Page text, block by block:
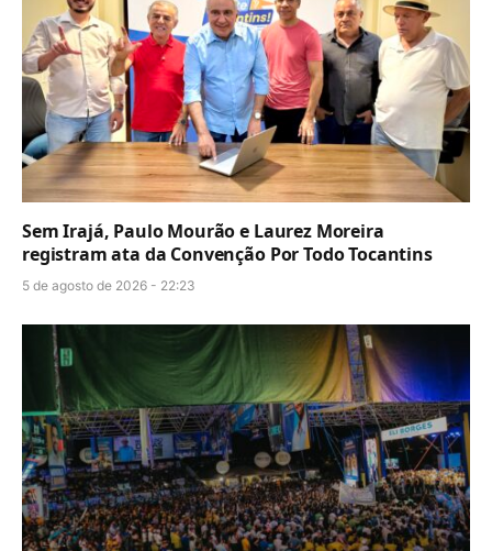
Sem Irajá, Paulo Mourão e Laurez Moreira
registram ata da Convenção Por Todo Tocantins
5 de agosto de 2026 - 22:23